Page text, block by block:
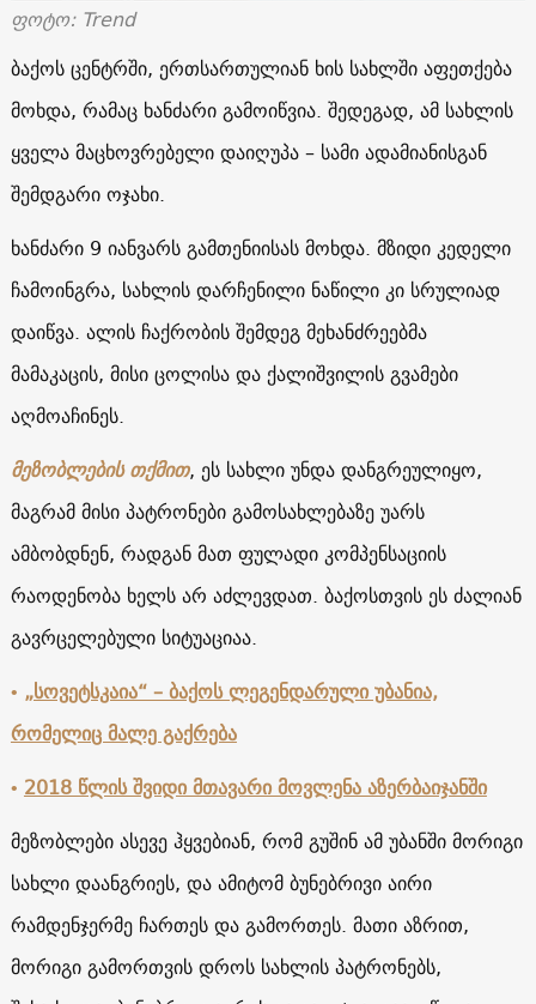
ფოტო: Trend
ბაქოს ცენტრში, ერთსართულიან ხის სახლში აფეთქება
მოხდა, რამაც ხანძარი გამოიწვია. შედეგად, ამ სახლის
ყველა მაცხოვრებელი დაიღუპა – სამი ადამიანისგან
შემდგარი ოჯახი.
ხანძარი 9 იანვარს გამთენიისას მოხდა. მზიდი კედელი
ჩამოინგრა, სახლის დარჩენილი ნაწილი კი სრულიად
დაიწვა. ალის ჩაქრობის შემდეგ მეხანძრეებმა
მამაკაცის, მისი ცოლისა და ქალიშვილის გვამები
აღმოაჩინეს.
მეზობლების თქმით, ეს სახლი უნდა დანგრეულიყო,
მაგრამ მისი პატრონები გამოსახლებაზე უარს
ამბობდნენ, რადგან მათ ფულადი კომპენსაციის
რაოდენობა ხელს არ აძლევდათ. ბაქოსთვის ეს ძალიან
გავრცელებული სიტუაციაა.
• „სოვეტსკაია“ – ბაქოს ლეგენდარული უბანია,
რომელიც მალე გაქრება
• 2018 წლის შვიდი მთავარი მოვლენა აზერბაიჯანში
მეზობლები ასევე ჰყვებიან, რომ გუშინ ამ უბანში მორიგი
სახლი დაანგრიეს, და ამიტომ ბუნებრივი აირი
რამდენჯერმე ჩართეს და გამორთეს. მათი აზრით,
მორიგი გამორთვის დროს სახლის პატრონებს,